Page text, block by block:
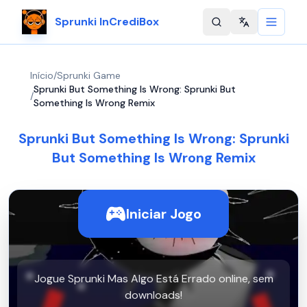
Sprunki InCrediBox Change
Início/Sprunki Game
/
Sprunki But Something Is Wrong: Sprunki But
Something Is Wrong Remix
Sprunki But Something Is Wrong: Sprunki
But Something Is Wrong Remix
Iniciar Jogo
Jogue Sprunki Mas Algo Está Errado online, sem
downloads!